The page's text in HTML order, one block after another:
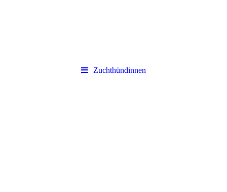
Zuchthündinnen